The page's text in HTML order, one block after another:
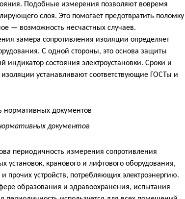
Подобные измерения позволяют вовремя
слоя. Это помогает предотвратить поломку
— возможность несчастных случаев.
замера сопротивления изоляции определяет
С одной стороны, это основа защиты
состояния электроустановки. Сроки и
устанавливают соответствующие ГОСТы и
документов
периодичность измерения сопротивления
установок, кранового и лифтового оборудования,
прочих устройств, потребляющих электроэнергию.
образования и здравоохранения, испытания